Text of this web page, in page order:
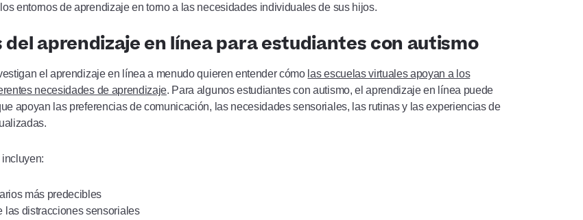
entornos de aprendizaje en torno a las necesidades individuales de sus hijos.
del aprendizaje en línea para estudiantes con autismo
el aprendizaje en línea a menudo quieren entender cómo las escuelas virtuales apoyan a los
necesidades de aprendizaje. Para algunos estudiantes con autismo, el aprendizaje en línea puede
apoyan las preferencias de comunicación, las necesidades sensoriales, las rutinas y las experiencias de
más predecibles
las distracciones sensoriales